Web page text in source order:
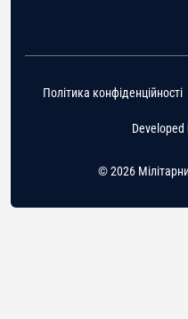
© 2026
Developed
Політика конфіденційності